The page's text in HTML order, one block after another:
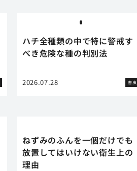
ハチ全種類の中で特に警戒す
べき危険な種の判別法
2026.07.28 害虫
ねずみのふんを一個だけでも
放置してはいけない衛生上の
理由